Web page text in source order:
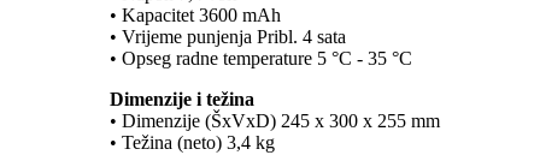
• Kapacitet 3600 mAh
• Vrijeme punjenja Pribl. 4 sata
• Opseg radne temperature 5 °C - 35 °C
Dimenzije i težina
• Dimenzije (ŠxVxD) 245 x 300 x 255 mm
• Težina (neto) 3,4 kg